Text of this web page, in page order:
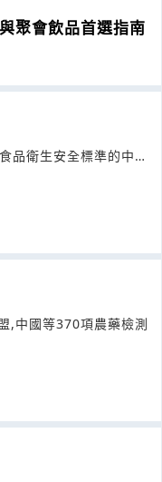
聚會飲品首選指南
品衛生安全標準的中央
,中國等370項農藥檢測